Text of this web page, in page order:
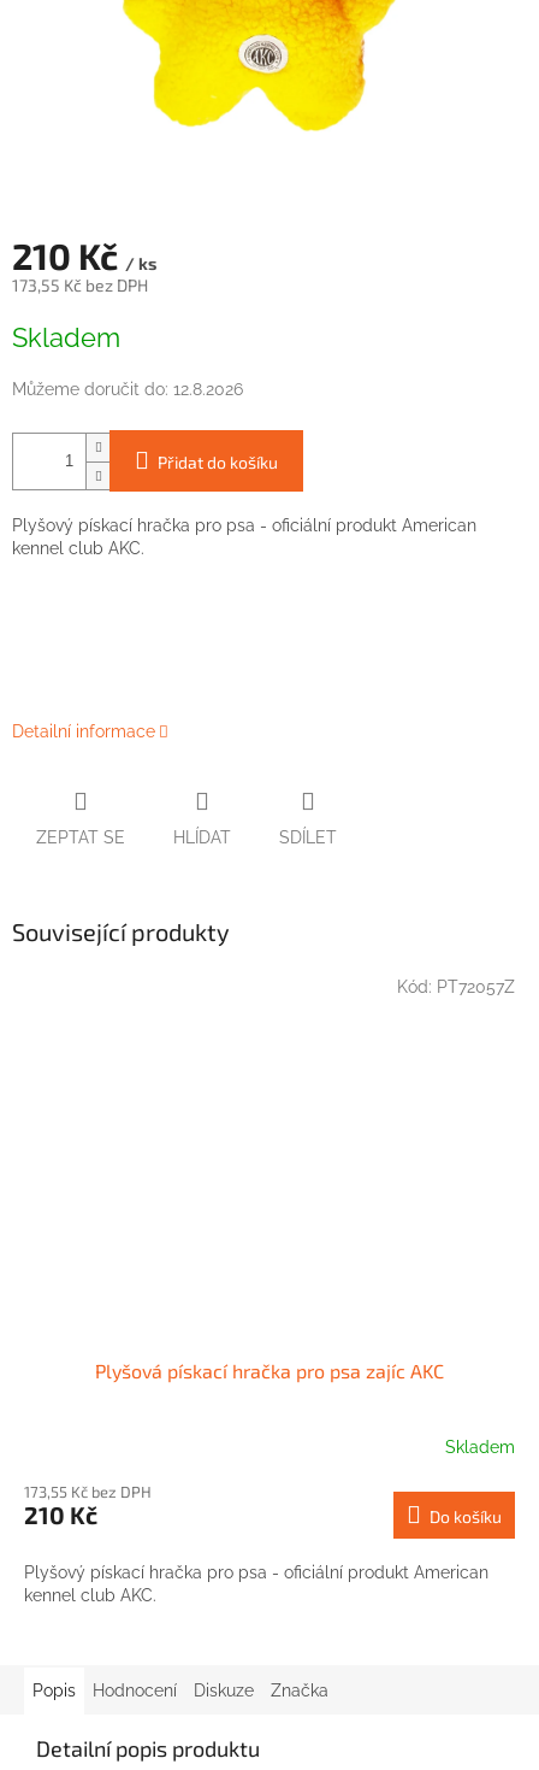
210 Kč / ks
173,55 Kč bez DPH
cena:
Skladem
Můžeme doručit do: 12.8.2026
Přidat do košíku
Plyšový pískací hračka pro psa - oficiální produkt American
kennel club AKC.
Detailní informace
ZEPTAT SE HLÍDAT SDÍLET
Související produkty
Plyšová pískací hračka pro psa zajíc AKC
Skladem
173,55 Kč bez DPH
210 Kč Do košíku
Plyšový pískací hračka pro psa - oficiální produkt American
kennel club AKC.
Kód: PT72057Z
Popis Hodnocení Diskuze Značka
Detailní popis produktu